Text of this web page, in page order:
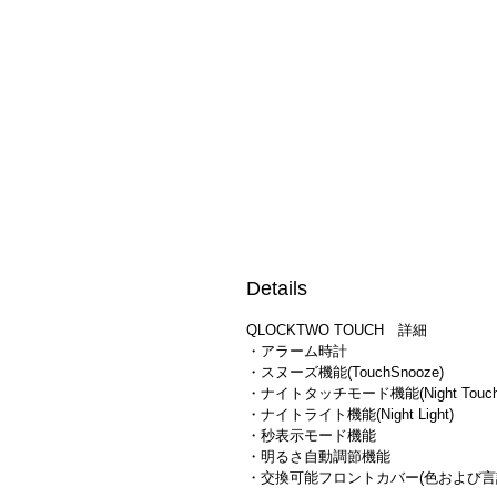
Details
QLOCKTWO TOUCH 詳細
・アラーム時計
・スヌーズ機能(TouchSnooze)
・ナイトタッチモード機能(Night
・ナイトライト機能(Night Light)
・秒表示モード機能
・明るさ自動調節機能
・交換可能フロントカバー(色および